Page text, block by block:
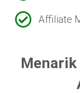
Affiliate
Menarik